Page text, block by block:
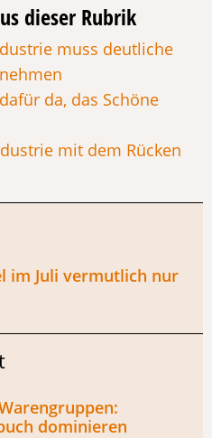
dieser Rubrik
muss deutliche
da, das Schöne
mit dem Rücken
im Juli vermutlich nur
dominieren